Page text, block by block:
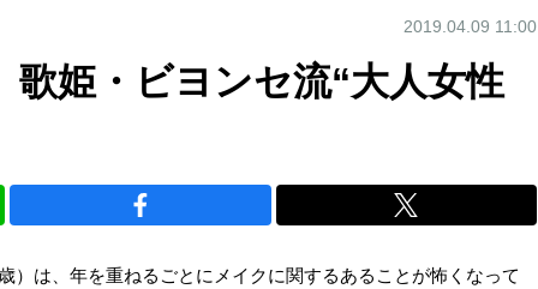
2019.04.09 11:00
歌姫・ビヨンセ流“大人女性
）は、年を重ねるごとにメイクに関するあることが怖くなって